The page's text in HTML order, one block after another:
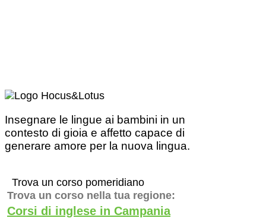
Insegnare le lingue ai bambini in un
contesto di gioia e affetto capace di
generare amore per la nuova lingua.
Trova un corso pomeridiano
Trova un corso nella tua regione:
Corsi di inglese in Campania